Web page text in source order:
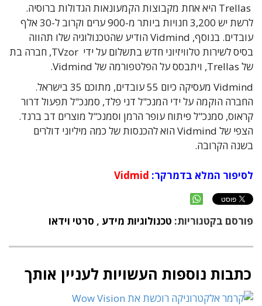
Trellas היא אחת מקבוצות הקמעונאות הגדולות ברוסיה.
לרשת יש 3,200 חנויות ביותר מ-900 ערים וקרוב ל-30 אלף
עובדים. בנוסף, Vidmind הודיע שהטכנולוגיה שלו תהווה
בסיס לשירות טלוויזיוני חדש בתשלום על ידי TVzor, חברה בת
של Trellas, ויתבסס על הפלטפורמה של Vidmind.
Vidmind מעסיקה כיום 55 עובדים, מתוכם 35 בישראל.
החברה הוקמה על ידי המנכ"ל דני פלד, סמנכ"ל תפעול דרור
קראוס, סמנכ"ל פיתוח עופר הרמן וסמנכ"ל מוצרים דב ברנד.
הצפי של Vidmind הוא להכנסות של כמה מיליוני דולרים
בשנה הקרובה.
לסיפור המלא בדמרקר: Vidmid
פורסם בקטגוריות: טכנולוגיות מידע , סרטי וידאו
כתבות נוספות העשויות לעניין אותך